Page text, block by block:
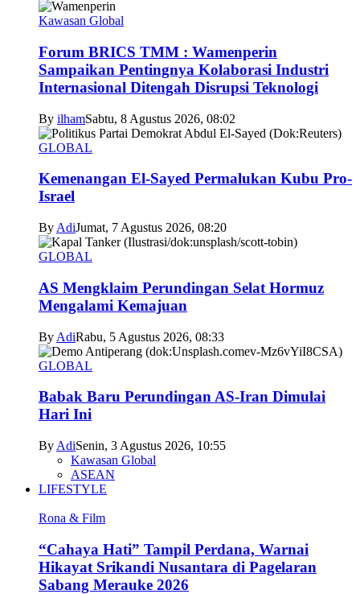
Kawasan Global
Forum BRICS TMM : Wamenperin
Sampaikan Pentingnya Kolaborasi Industri
Internasional Ditengah Disrupsi Teknologi
By ilhamSabtu, 8 Agustus 2026, 08:02
GLOBAL
Kemenangan El-Sayed Permalukan Kubu Pro-
Israel
By AdiJumat, 7 Agustus 2026, 08:20
GLOBAL
AS Mengklaim Perundingan Selat Hormuz
Mengalami Kemajuan
By AdiRabu, 5 Agustus 2026, 08:33
GLOBAL
Babak Baru Perundingan AS-Iran Dimulai
Hari Ini
By AdiSenin, 3 Agustus 2026, 10:55
Kawasan Global
ASEAN
LIFESTYLE
Rona & Film
“Cahaya Hati” Tampil Perdana, Warnai
Hikayat Srikandi Nusantara di Pagelaran
Sabang Merauke 2026